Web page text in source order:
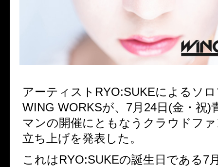
アーティスト RYO:SUKEによるソ
WING WORKSが、 7月 24日 (金・祝)
マンの開催にともなうクラウドフ
立ち上げを発表した。
これはRYO:SUKEの誕生日である7